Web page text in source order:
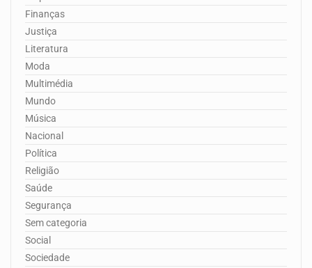
Finanças
Justiça
Literatura
Moda
Multimédia
Mundo
Música
Nacional
Política
Religião
Saúde
Segurança
Sem categoria
Social
Sociedade